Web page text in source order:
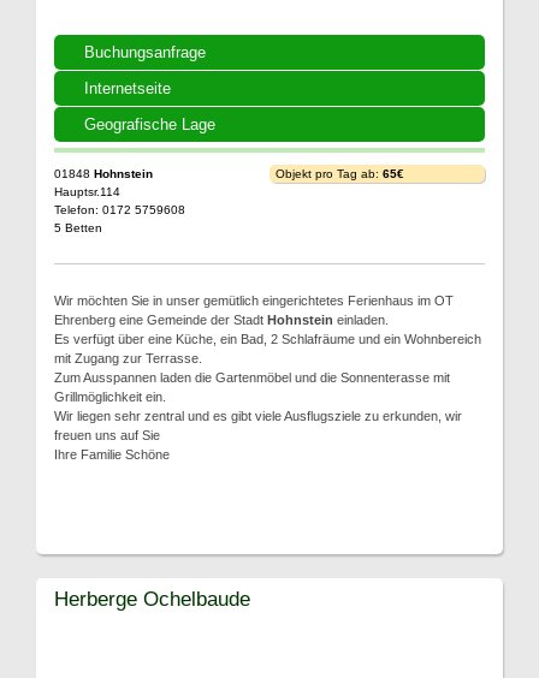
Buchungsanfrage
Internetseite
Geografische Lage
01848 Hohnstein
Hauptsr.114
Telefon: 0172 5759608
5 Betten
Objekt pro Tag ab: 65€
Wir möchten Sie in unser gemütlich eingerichtetes Ferienhaus im OT
Ehrenberg eine Gemeinde der Stadt Hohnstein einladen.
Es verfügt über eine Küche, ein Bad, 2 Schlafräume und ein Wohnbereich
mit Zugang zur Terrasse.
Zum Ausspannen laden die Gartenmöbel und die Sonnenterasse mit
Grillmöglichkeit ein.
Wir liegen sehr zentral und es gibt viele Ausflugsziele zu erkunden, wir
freuen uns auf Sie
Ihre Familie Schöne
Herberge Ochelbaude